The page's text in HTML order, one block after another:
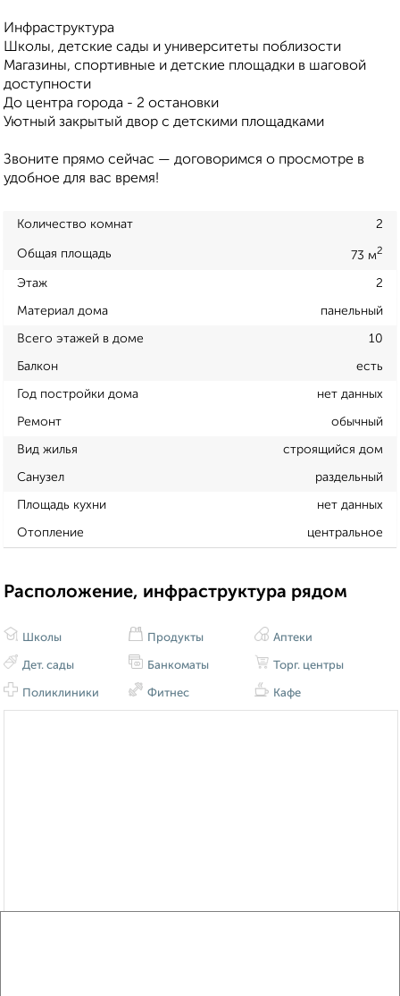
Инфраструктура
Школы, детские сады и университеты поблизости
Магазины, спортивные и детские площадки в шаговой
доступности
До центра города - 2 остановки
Уютный закрытый двор с детскими площадками
Звоните прямо сейчас — договоримся о просмотре в
удобное для вас время!
Количество комнат 2
Общая площадь 73 м2
Этаж 2
Материал дома панельный
Всего этажей в доме 10
Балкон есть
Год постройки дома нет данных
Ремонт обычный
Вид жилья строящийся дом
Санузел раздельный
Площадь кухни нет данных
Отопление центральное
Расположение, инфраструктура рядом
Школы
Дет. сады
Поликлиники
Продукты
Банкоматы
Фитнес
Аптеки
Торг. центры
Кафе